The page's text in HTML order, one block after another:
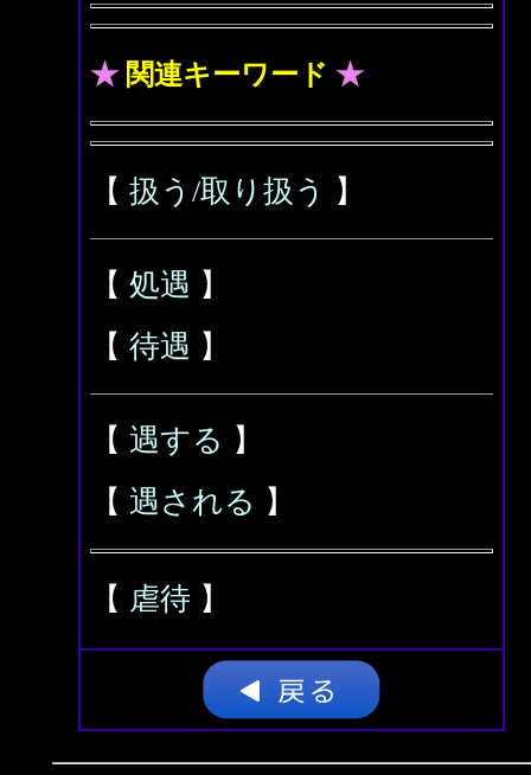
★ 関連キーワード ★
【 扱う/取り扱う 】
【 処遇 】
【 待遇 】
【 遇する 】
【 遇される 】
【 虐待 】